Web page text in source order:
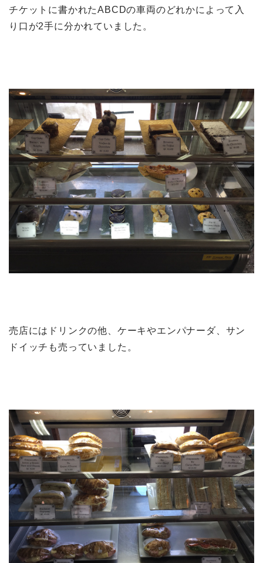
チケットに書かれたABCDの車両のどれかによって入
り口が2手に分かれていました。
売店にはドリンクの他、ケーキやエンパナーダ、サン
ドイッチも売っていました。